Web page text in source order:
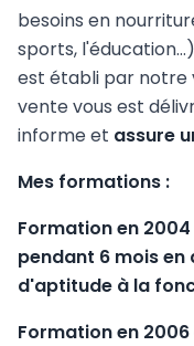
besoins en
sports,
est établi par notre
vente vous est
informe et assure
Mes formations :
Formation en 2004
pendant 6 mois
d'aptitude à la
Formation en